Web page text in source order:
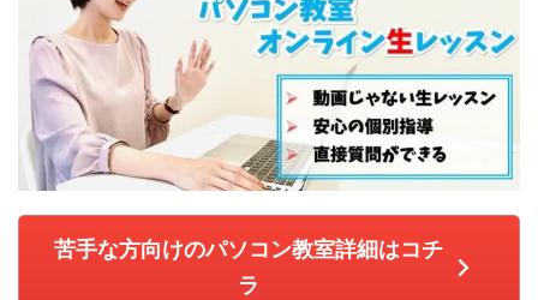
苦手な方向けのパソコン教室詳細はコチ
ラ